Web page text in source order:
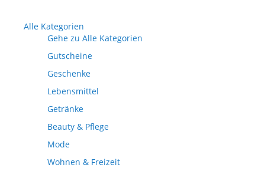
Alle Kategorien
Gehe zu Alle Kategorien
Gutscheine
Geschenke
Lebensmittel
Getränke
Beauty & Pflege
Mode
Wohnen & Freizeit